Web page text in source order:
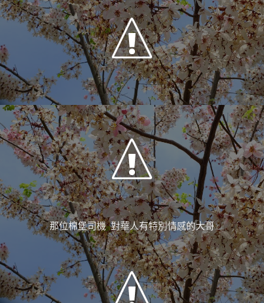
那位棉堡司機 對華人有特別情感的大哥